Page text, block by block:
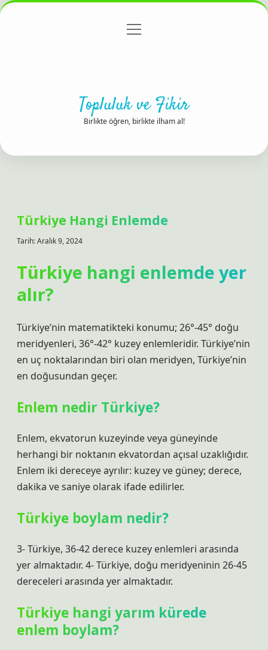
Gizlilik Politikası
menüyü
Topluluk ve Fikir
Birlikte öğren, birlikte ilham al!
Türkiye Hangi Enlemde
Tarih: Aralık 9, 2024
Türkiye hangi enlemde yer
alır?
Türkiye’nin matematikteki konumu; 26°-45° doğu
meridyenleri, 36°-42° kuzey enlemleridir. Türkiye’nin
en uç noktalarından biri olan meridyen, Türkiye’nin
en doğusundan geçer.
Enlem nedir Türkiye?
Enlem, ekvatorun kuzeyinde veya güneyinde
herhangi bir noktanın ekvatordan açısal uzaklığıdır.
Enlem iki dereceye ayrılır: kuzey ve güney; derece,
dakika ve saniye olarak ifade edilirler.
Türkiye boylam nedir?
3- Türkiye, 36-42 derece kuzey enlemleri arasında
yer almaktadır. 4- Türkiye, doğu meridyeninin 26-45
dereceleri arasında yer almaktadır.
Türkiye hangi yarım kürede
enlem boylam?